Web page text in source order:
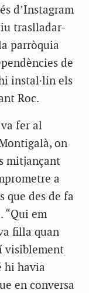
d’Instagram
traslladar-
parròquia
de
instal·lin els
Roc.
fer al
on
mitjançant
a
que des de fa
“Qui em
filla quan
visiblement
hi havia
en conversa